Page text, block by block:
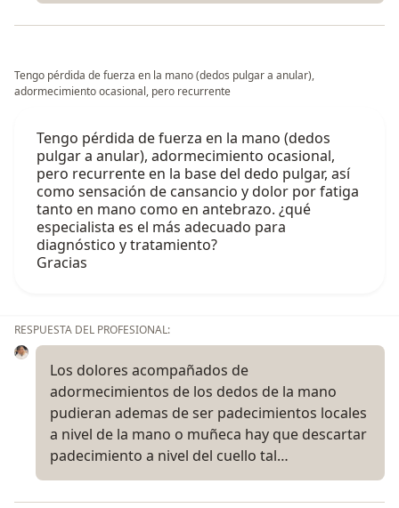
Tengo pérdida de fuerza en la mano (dedos pulgar a anular),
adormecimiento ocasional, pero recurrente
Tengo pérdida de fuerza en la mano (dedos
pulgar a anular), adormecimiento ocasional,
pero recurrente en la base del dedo pulgar, así
como sensación de cansancio y dolor por fatiga
tanto en mano como en antebrazo. ¿qué
especialista es el más adecuado para
diagnóstico y tratamiento?
Gracias
RESPUESTA DEL PROFESIONAL:
Los dolores acompañados de
adormecimientos de los dedos de la mano
pudieran ademas de ser padecimientos locales
a nivel de la mano o muñeca hay que descartar
padecimiento a nivel del cuello tal…